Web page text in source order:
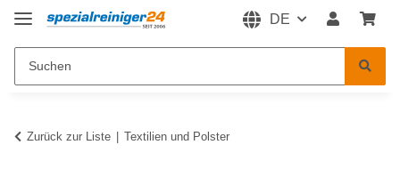
DE
Zurück zur Liste Textilien und Polster